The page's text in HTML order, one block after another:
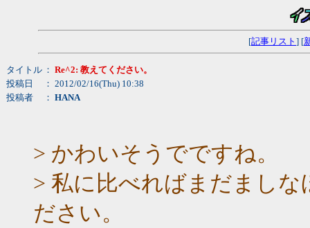
[記事リスト ] [
タイトル ： Re^2: 教えてください。
投稿日
： 2012/02/16(Thu) 10:38
投稿者
： HANA
> かわいそうでですね。
> 私に比べればまだまし
ださい。